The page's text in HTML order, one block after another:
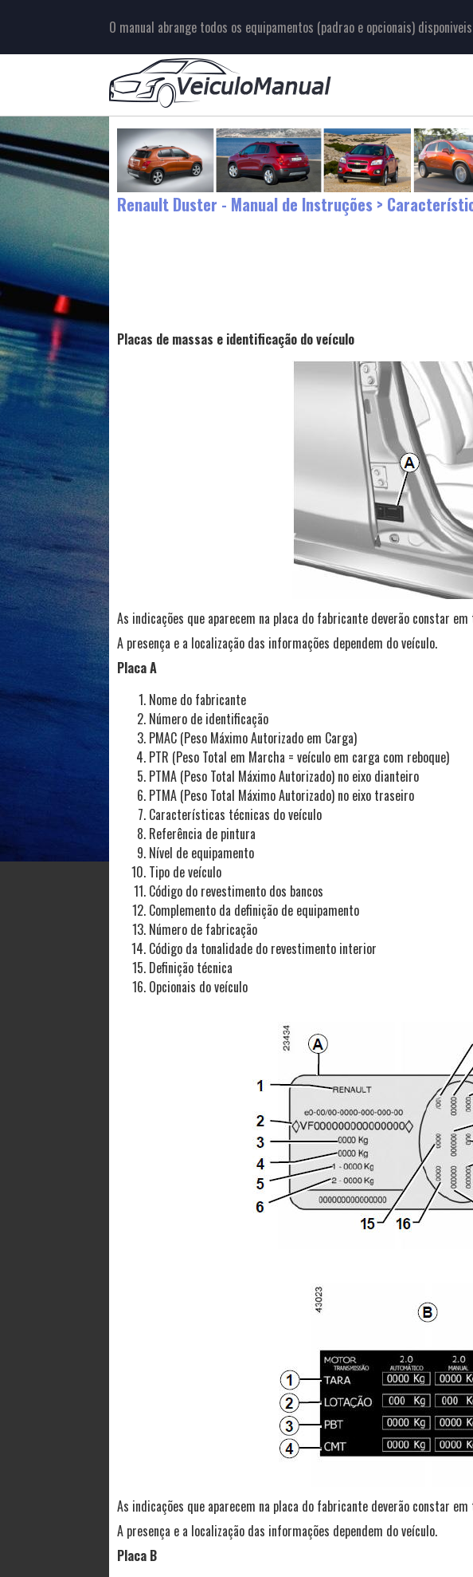
O manual abrange todos os equipamentos (padrao e opcionais)
Renault Duster - Manual de Instruções >
Placas de massas e identificação do veículo
As indicações que aparecem na placa do fabricante deverão constar
A presença e a localização das informações dependem do veículo.
Placa A
Nome do fabricante
Número de identificação
PMAC (Peso Máximo Autorizado em Carga)
PTR (Peso Total em Marcha = veículo em carga com reboque)
PTMA (Peso Total Máximo Autorizado) no eixo dianteiro
PTMA (Peso Total Máximo Autorizado) no eixo traseiro
Características técnicas do veículo
Referência de pintura
Nível de equipamento
Tipo de veículo
Código do revestimento dos bancos
Complemento da definição de equipamento
Número de fabricação
Código da tonalidade do revestimento interior
Definição técnica
Opcionais do veículo
As indicações que aparecem na placa do fabricante deverão constar
A presença e a localização das informações dependem do veículo.
Placa B